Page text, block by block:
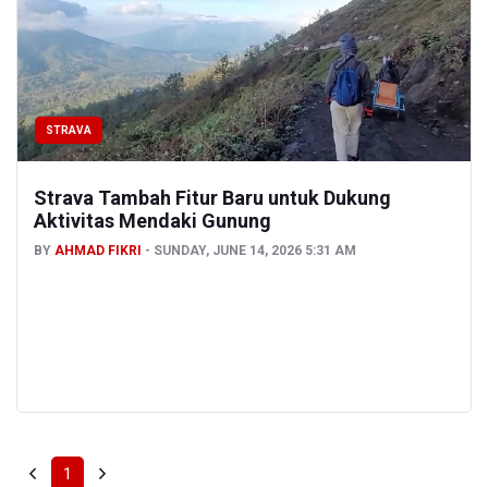
STRAVA
Strava Tambah Fitur Baru untuk Dukung
Aktivitas Mendaki Gunung
BY AHMAD FIKRI SUNDAY, JUNE 14, 2026 5:31 AM
1